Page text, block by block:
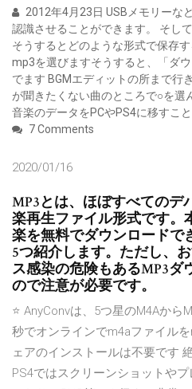
2012年4月23日 USBメモリーな
認識させることができます。 そし
そうするとどのような形式で保存
mp3を選びますそうすると、「ダ
でます BGMエディットの所まで行
が聞きたくない曲のところで○を選
音楽のデータをPCやPS4に移すこ
7 Comments
2020/01/16
MP3とは、ほぼすべてのデ
楽再生ファイル形式です。
楽を無料でダウンロードで
5つ紹介します。ただし、
ス感染の危険もあるMP3ダ
ので注意が必要です。
⭐ AnyConvは、5つ星のM4Aから
秒でオンラインでm4aファイル
ェアのインストールは不要です
PS4ではスクリーンショットや